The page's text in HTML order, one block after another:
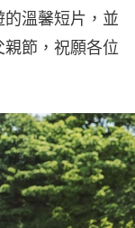
溫馨短片，並
節，祝願各位